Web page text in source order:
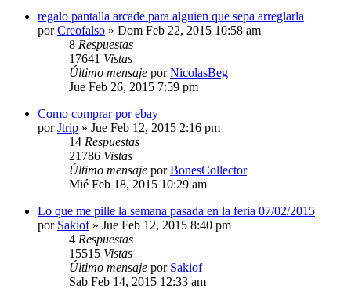
regalo pantalla arcade para alguien que sepa arreglarla
porCreofalso » Dom Feb 22, 2015 10:58 am
8 Respuestas
17641 Vistas
Último mensaje porNicolasBeg
Jue Feb 26, 2015 7:59 pm
Como comprar por ebay
porJtrip » Jue Feb 12, 2015 2:16 pm
14 Respuestas
21786 Vistas
Último mensaje porBonesCollector
Mié Feb 18, 2015 10:29 am
Lo que me pille la semana pasada en la feria 07/02/2015
por Sakiof» Jue Feb 12, 2015 8:40 pm
4 Respuestas
15515 Vistas
Último mensaje por Sakiof
Sab Feb 14, 2015 12:33 am